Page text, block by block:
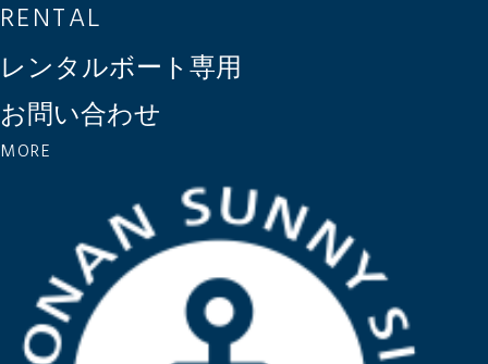
RENTAL
レンタルボート専用
お問い合わせ
MORE